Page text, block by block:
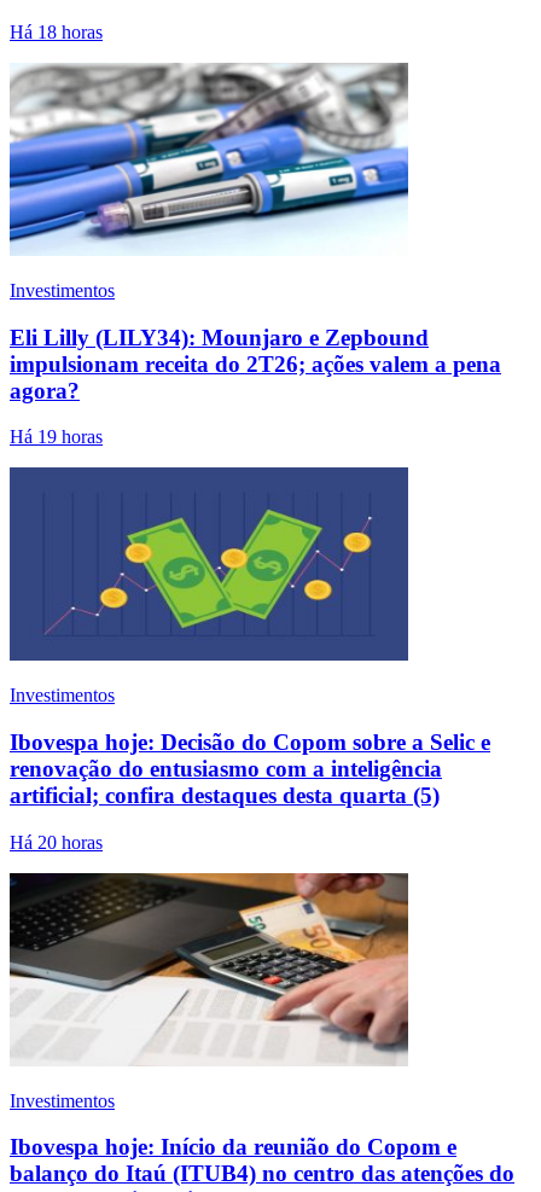
Há 18 horas
Investimentos
Eli Lilly (LILY34): Mounjaro e Zepbound
impulsionam receita do 2T26; ações valem a pena
agora?
Há 19 horas
Investimentos
Ibovespa hoje: Decisão do Copom sobre a Selic e
renovação do entusiasmo com a inteligência
artificial; confira destaques desta quarta (5)
Há 20 horas
Investimentos
Ibovespa hoje: Início da reunião do Copom e
balanço do Itaú (ITUB4) no centro das atenções do